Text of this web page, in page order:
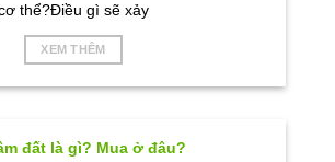
thể?Điều gì sẽ xảy
XEM THÊM
đất là gì? Mua ở đâu?